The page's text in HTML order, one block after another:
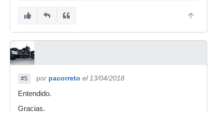
#5 por pacorreto el 13/04/2018
Entendido.
Gracias.